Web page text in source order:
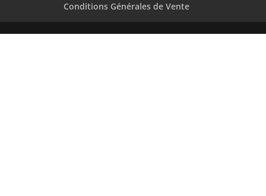
Conditions Générales de Vente